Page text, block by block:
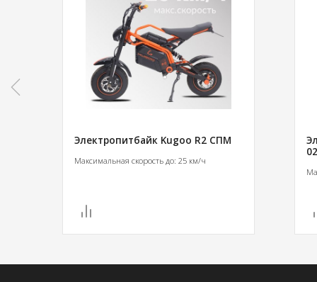
Электропитбайк Kugoo R2 СПМ
Максимальная скорость до: 25 км/ч